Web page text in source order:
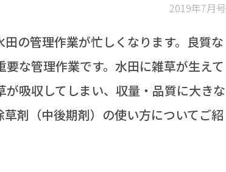
2019年7月号
の管理作業が忙しくなります。良質な
な管理作業です。水田に雑草が生えて
吸収してしまい、収量・品質に大きな
剤（中後期剤）の使い方についてご紹